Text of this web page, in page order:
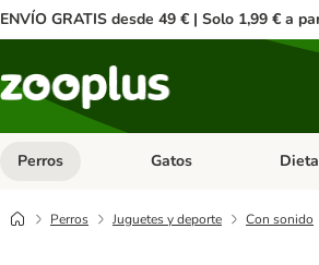
ENVÍO GRATIS desde 49 € | Solo 1,99 € a
Perros Menú de categoria abierto:
Gatos Menú
Perros Juguetes y deporte Con sonido